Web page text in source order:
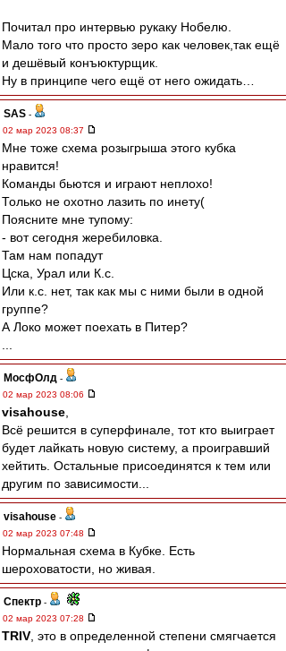
Почитал про интервью рукаку Нобелю.
Мало того что просто зеро как человек,так ещё
и дешёвый конъюктурщик.
Ну в принципе чего ещё от него ожидать…
SAS -
02 мар 2023 08:37
Мне тоже схема розыгрыша этого кубка
нравится!
Команды бьются и играют неплохо!
Только не охотно лазить по инету(
Поясните мне тупому:
- вот сегодня жеребиловка.
Там нам попадут
Цска, Урал или К.с.
Или к.с. нет, так как мы с ними были в одной
группе?
А Локо может поехать в Питер?
МосфОлд -
02 мар 2023 08:06
visahouse
Всё решится в суперфинале, тот кто выиграет
будет лайкать новую систему, а проигравший
хейтить. Остальные присоединятся к тем или
другим по зависимости...
visahouse -
02 мар 2023 07:48
Нормальная схема в Кубке. Есть
шероховатости, но живая.
Спектр -
02 мар 2023 07:28
TRIV , это в определенной степени смягчается